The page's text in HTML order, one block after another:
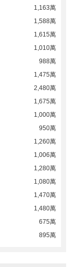
1,163萬
1,588萬
1,615萬
1,010萬
988萬
1,475萬
2,480萬
1,675萬
1,000萬
950萬
1,260萬
1,006萬
1,280萬
1,080萬
1,470萬
1,480萬
675萬
895萬